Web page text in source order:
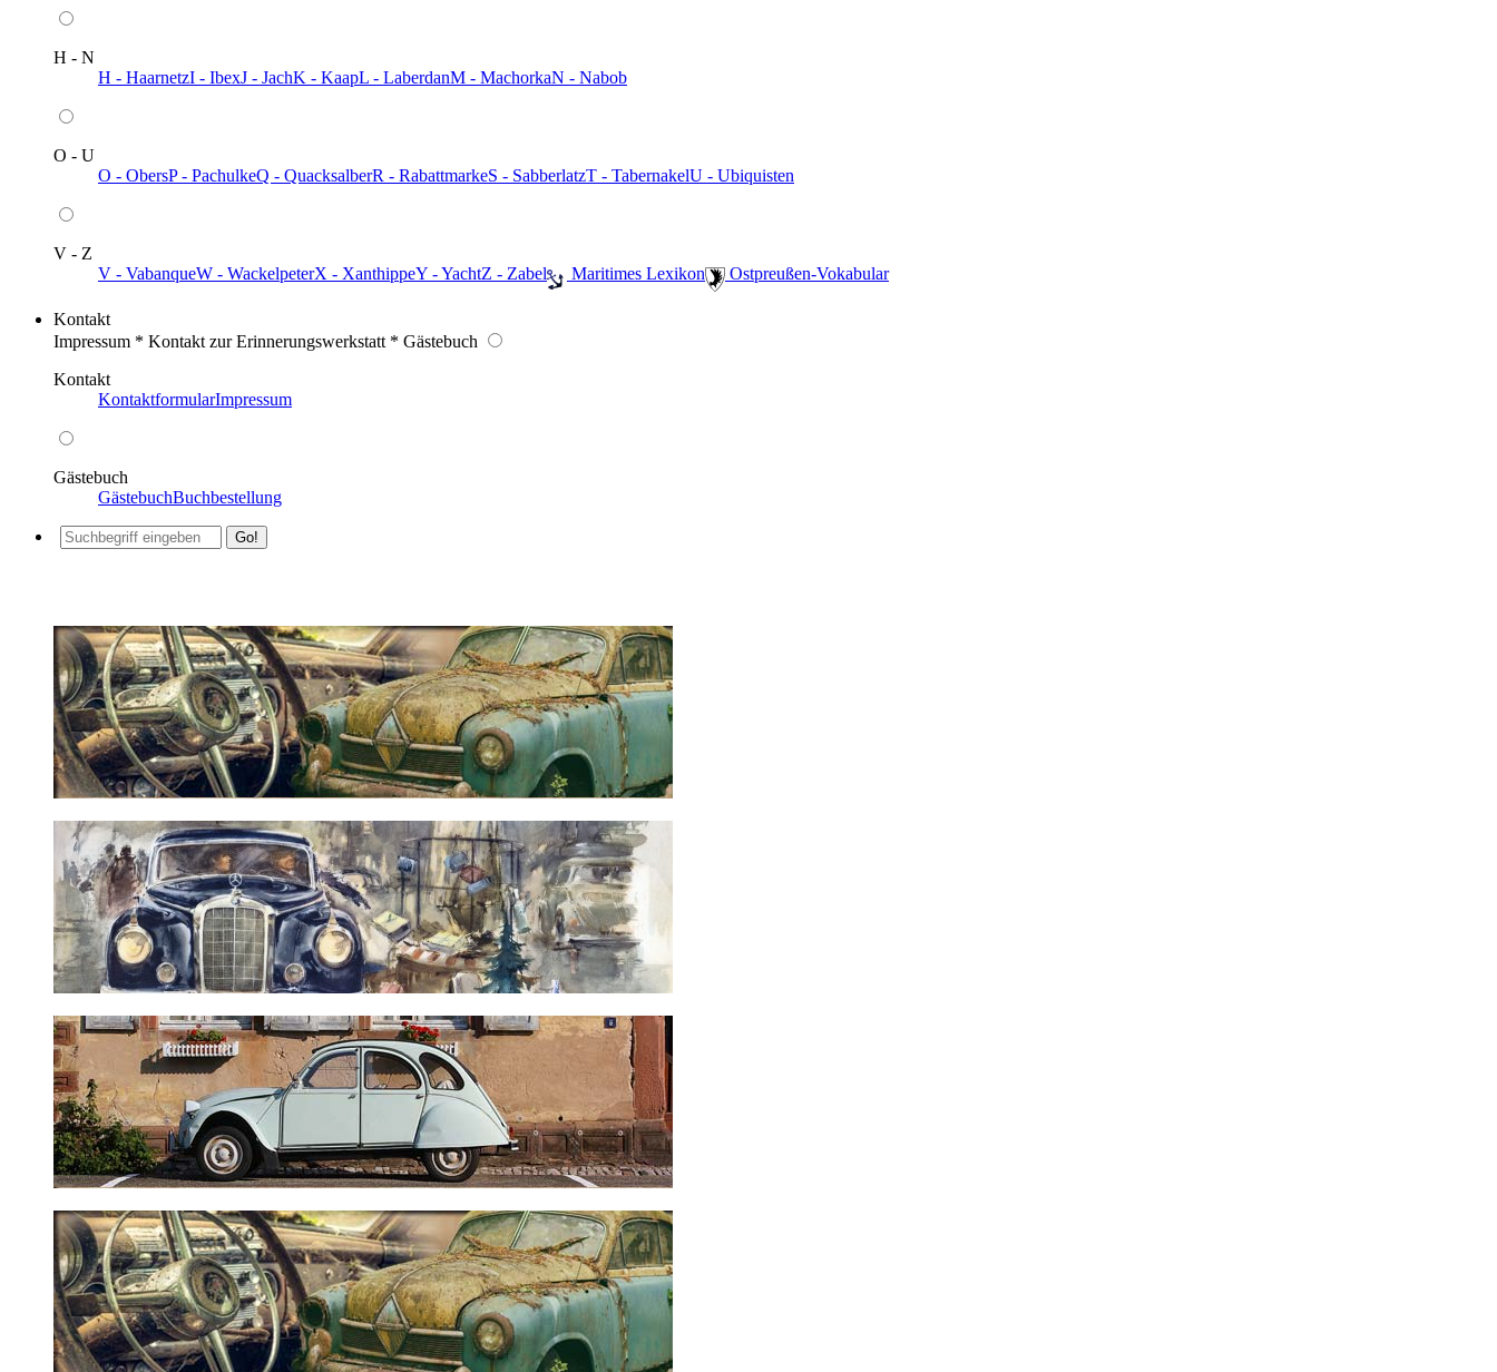
H - N
H - HaarnetzI - IbexJ - JachK - KaapL - LaberdanM - MachorkaN - Nabob
O - U
O - ObersP - PachulkeQ - QuacksalberR - RabattmarkeS - SabberlatzT - TabernakelU - Ubiquisten
V - Z
V - VabanqueW - WackelpeterX - XanthippeY - YachtZ - Zabel ️ Maritimes Lexikon ️ Ostpreußen-Vokabular
Kontakt
Impressum * Kontakt zur Erinnerungswerkstatt * Gästebuch
Kontakt
KontaktformularImpressum
Gästebuch
GästebuchBuchbestellung